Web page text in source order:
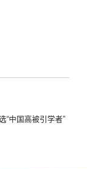
“中国高被引学者”